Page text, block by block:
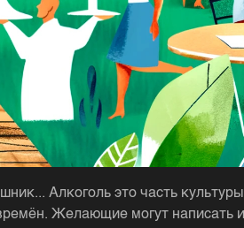
Алкоголь это часть
Желающие могут написать